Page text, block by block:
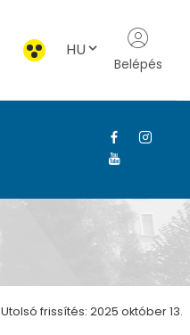
HU
Belépés
Utolsó frissítés: 2025 október 13.